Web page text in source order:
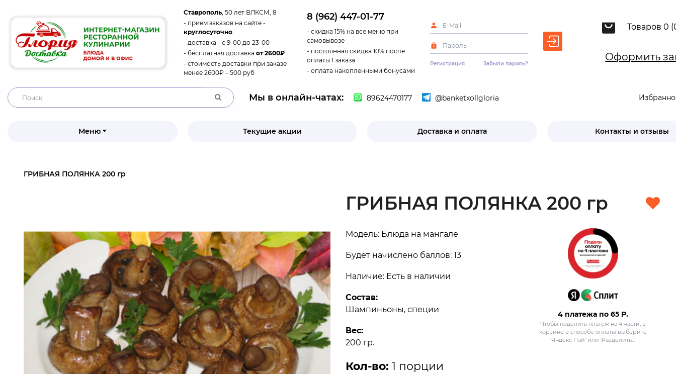
Ставрополь, 50 лет ВЛКСМ, 8
- прием заказов на сайте -
круглосуточно
- доставка - с 9-00 до 23-00
- бесплатная доставка от 2600₽
- стоимость доставки при заказе
менее 2600₽ – 500 руб
8 (962) 447-01-77
- скидка 15% на все меню при
самовывозе
- постоянная скидка 10% после
оплаты 1 заказа
- оплата накопленными бонусами
Регистрация Забыли пароль?
Товаров 0
Оформить
Мы в онлайн-чатах: 89624470177 @banketxollgloria
Меню Текущие акции Доставка и оплата Контакты и отзывы
ГРИБНАЯ ПОЛЯНКА 200 гр
ГРИБНАЯ ПОЛЯНКА 200 гр
Модель: Блюда на мангале
Будет начислено баллов: 13
Наличие: Есть в наличии
Состав:
Шампиньоны, специи
Вес:
200 гр.
Кол-во: 1 порции
4 платежа по 65Р.
Чтобы поделить платеж на 4 части, в
корзине в способе оплаты выберите
'Яндекс Пэй' или 'Разделить...'